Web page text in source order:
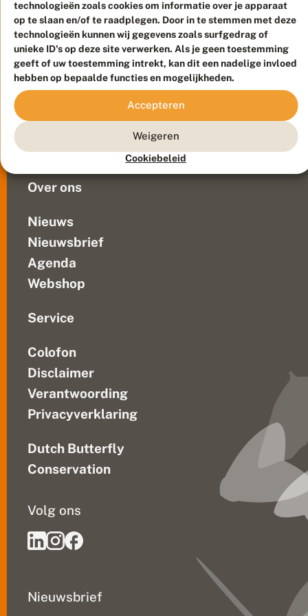
technologieën zoals cookies om informatie over je apparaat
op te slaan en/of te raadplegen. Door in te stemmen met deze
technologieën kunnen wij gegevens zoals surfgedrag of
unieke ID's op deze site verwerken. Als je geen toestemming
geeft of uw toestemming intrekt, kan dit een nadelige invloed
hebben op bepaalde functies en mogelijkheden.
Accepteren
Weigeren
Cookiebeleid
n
e
d
a
k
e
n
houdt
water
langer
vast
en
heeft
een
hogere
biodiversiteit.
Helaas
weten
we...
Contact
Veelgestelde vragen
Doneer
Over ons
Nieuws
Nieuwsbrief
Agenda
Webshop
Service
Colofon
Disclaimer
Verantwoording
Privacyverklaring
Dutch Butterfly
Conservation
Nieuwsbrief
Volg ons
Meld waarnemingen
© 2026 Vlinderstichting
Duurzaam ontwikkeld door Go2People
, ontworpen door
Blue Field Agency
Privacy
Disclaimer
Sitemap